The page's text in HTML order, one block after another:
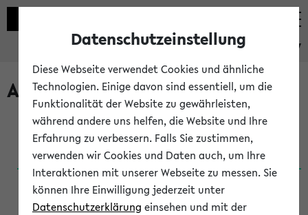
eKVV
Archivierte Studiengänge
Anglistik: British and American Studies / B.A.
(Einschreibung bis WiSe 16/17)
Anglistik: British and American Studies / B.A.
(Einschreibung bis SoSe 2015)
Datenschutzeinstellung
Diese Webseite verwendet Cookies und ähnliche
Technologien. Einige davon sind essentiell, um die
Funktionalität der Website zu gewährleisten,
während andere uns helfen, die Website und Ihre
Erfahrung zu verbessern. Falls Sie zustimmen,
verwenden wir Cookies und Daten auch, um Ihre
Interaktionen mit unserer Webseite zu messen. Sie
können Ihre Einwilligung jederzeit unter
Datenschutzerklärung einsehen und mit der